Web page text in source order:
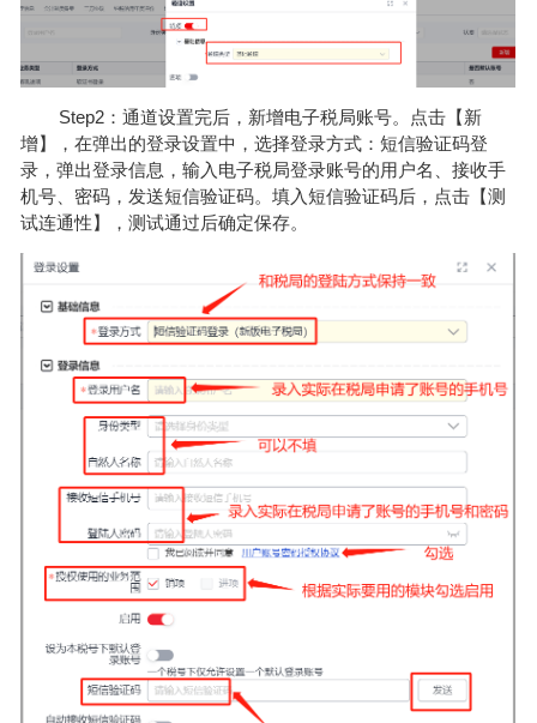
Step2：通道设置完后，新增电子税局账号。点击【新
增】，在弹出的登录设置中，选择登录方式：短信验证码登
录，弹出登录信息，输入电子税局登录账号的用户名、接收手
机号、密码，发送短信验证码。填入短信验证码后，点击【测
试连通性】，测试通过后确定保存。